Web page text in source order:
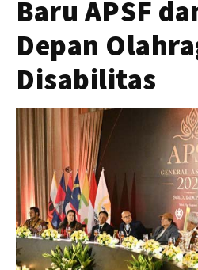
Baru APSF
Depan
Disabilitas